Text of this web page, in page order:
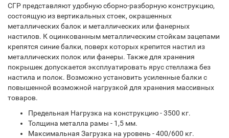
СГР представляют удобную сборно-разборную конструкцию,
состоящую из вертикальных стоек, окрашенных
металлических балок и металлических или фанерных
настилов. К оцинкованным металлическим стойкам зацепами
крепятся синие балки, поверх которых крепится настил из
металлических полок или фанеры. Также для хранения
покрышек допускается эксплуатировать ярус стеллажа без
настила и полок. Возможно установить усиленные балки с
повышенной возможной нагрузкой для хранения массивных
товаров.
Предельная Нагрузка на конструкцию - 3500 кг.
Толщина металла рамы - 1,5 мм.
Максимальная Загрузка на уровень - 400/600 кг.